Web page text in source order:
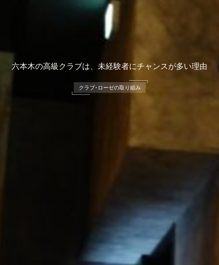
六本木の高級クラブは、未経験者にチャンスが多い理由
クラブ･ローゼの取り組み